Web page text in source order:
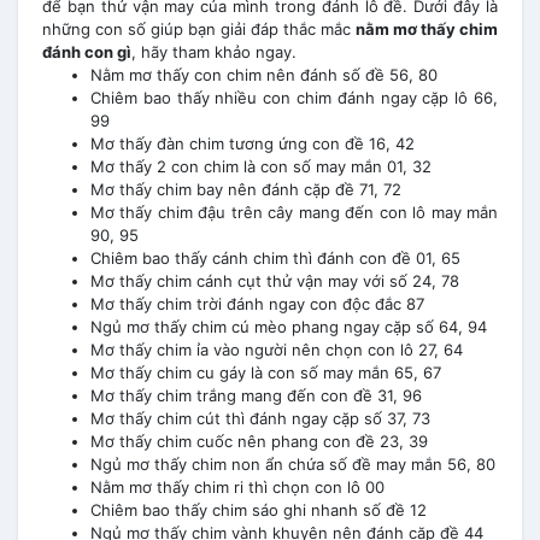
để bạn thử vận may của mình trong đánh lô đề. Dưới đây là
những con số giúp bạn giải đáp thắc mắc nằm mơ thấy chim
đánh con gì, hãy tham khảo ngay.
Nằm mơ thấy con chim nên đánh số đề 56, 80
Chiêm bao thấy nhiều con chim đánh ngay cặp lô 66,
99
Mơ thấy đàn chim tương ứng con đề 16, 42
Mơ thấy 2 con chim là con số may mắn 01, 32
Mơ thấy chim bay nên đánh cặp đề 71, 72
Mơ thấy chim đậu trên cây mang đến con lô may mắn
90, 95
Chiêm bao thấy cánh chim thì đánh con đề 01, 65
Mơ thấy chim cánh cụt thử vận may với số 24, 78
Mơ thấy chim trời đánh ngay con độc đắc 87
Ngủ mơ thấy chim cú mèo phang ngay cặp số 64, 94
Mơ thấy chim ỉa vào người nên chọn con lô 27, 64
Mơ thấy chim cu gáy là con số may mắn 65, 67
Mơ thấy chim trắng mang đến con đề 31, 96
Mơ thấy chim cút thì đánh ngay cặp số 37, 73
Mơ thấy chim cuốc nên phang con đề 23, 39
Ngủ mơ thấy chim non ẩn chứa số đề may mắn 56, 80
Nằm mơ thấy chim ri thì chọn con lô 00
Chiêm bao thấy chim sáo ghi nhanh số đề 12
Ngủ mơ thấy chim vành khuyên nên đánh cặp đề 44